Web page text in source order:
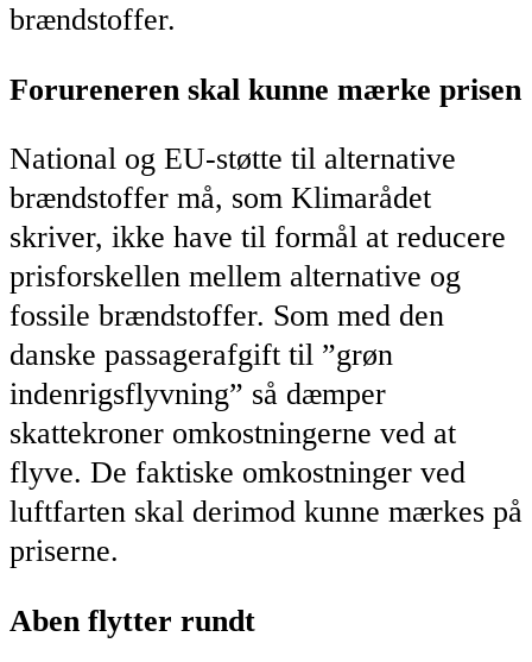
brændstoffer.
Forureneren skal kunne mærke prisen
National og EU-støtte til alternative
brændstoffer må, som Klimarådet
skriver, ikke have til formål at reducere
prisforskellen mellem alternative og
fossile brændstoffer. Som med den
danske passagerafgift til ”grøn
indenrigsflyvning” så dæmper
skattekroner omkostningerne ved at
flyve. De faktiske omkostninger ved
luftfarten skal derimod kunne mærkes på
priserne.
Aben flytter rundt